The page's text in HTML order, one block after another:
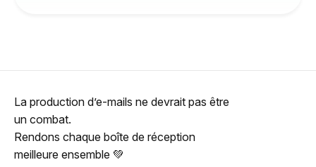
La production d’e-mails ne devrait pas être
un combat.
Rendons chaque boîte de réception
meilleure ensemble 💚